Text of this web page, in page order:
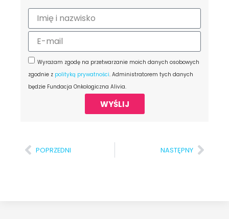
Wyrażam zgodę na przetwarzanie moich danych osobowych
zgodnie z polityką prywatności. Administratorem tych danych
będzie Fundacja Onkologiczna Alivia.
WYŚLIJ
POPRZEDNI NASTĘPNY